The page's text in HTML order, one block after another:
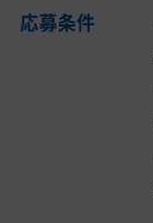
応募条件